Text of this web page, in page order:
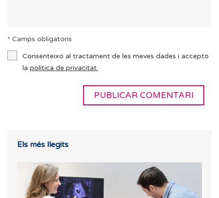
* Camps obligatoris
Consenteixo al tractament de les meves dades i accepto
la política de privacitat.
Els més llegits